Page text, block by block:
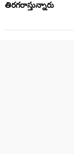
తిరగరాస్తున్నారు